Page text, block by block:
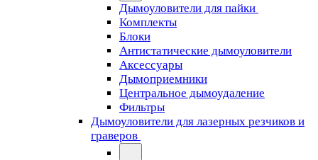
Дымоуловители для пайки
Комплекты
Блоки
Антистатические дымоуловители
Аксессуары
Дымоприемники
Центральное дымоудаление
Фильтры
Дымоуловители для лазерных резчиков и
граверов